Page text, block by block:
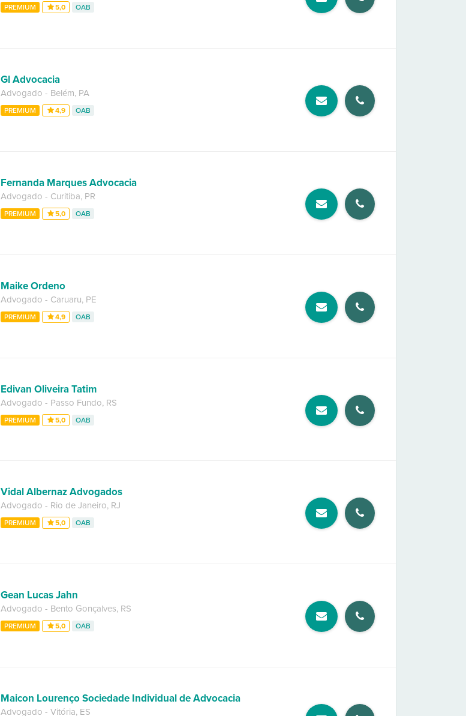
PREMIUM 5,0 OAB
Gl Advocacia
Advogado - Belém, PA
PREMIUM 4,9 OAB
Fernanda Marques Advocacia
Advogado - Curitiba, PR
PREMIUM 5,0 OAB
Maike Ordeno
Advogado - Caruaru, PE
PREMIUM 4,9 OAB
Edivan Oliveira Tatim
Advogado - Passo Fundo, RS
PREMIUM 5,0 OAB
Vidal Albernaz Advogados
Advogado - Rio de Janeiro, RJ
PREMIUM 5,0 OAB
Gean Lucas Jahn
Advogado - Bento Gonçalves, RS
PREMIUM 5,0 OAB
Maicon Lourenço Sociedade Individual de Advocacia
Advogado - Vitória, ES